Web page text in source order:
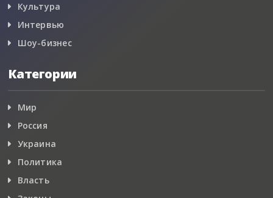
Культура
Интервью
Шоу-бизнес
Категории
Мир
Россия
Украина
Политика
Власть